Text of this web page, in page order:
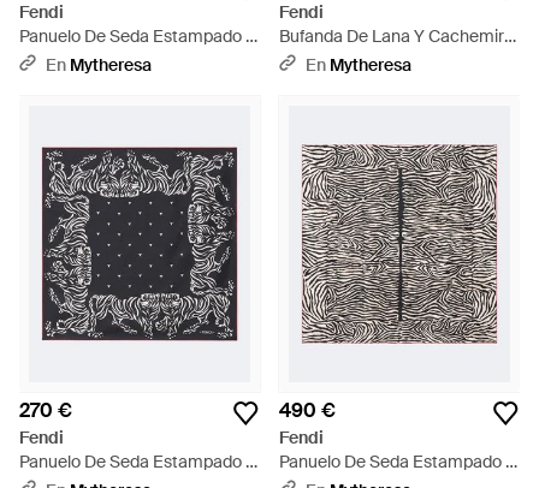
Fendi
Panuelo De Seda Estampado -
Blanco
En Mytheresa
Fendi
Bufanda De Lana Y Cachemir
Reversible - Negro
En Mytheresa
270 €
Fendi
Panuelo De Seda Estampado -
490 €
Fendi
Panuelo De Seda Estampado -